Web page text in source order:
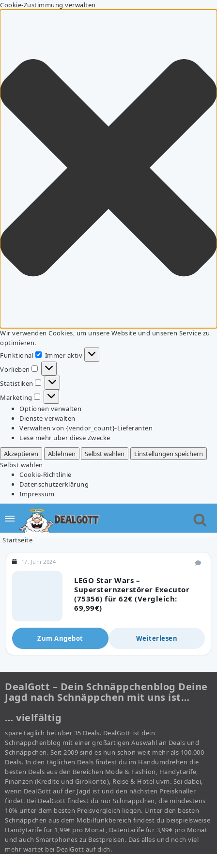
Cookie-Zustimmung verwalten
Wir verwenden Cookies, um unsere Website und unseren Service zu
optimieren.
Funktional
Funktional
Immer aktiv
Vorlieben
Vorlieben
Statistiken
Statistiken
Marketing
Marketing
Optionen verwalten
Dienste verwalten
Verwalten von {vendor_count}-Lieferanten
Lese mehr über diese Zwecke
Akzeptieren
Ablehnen Selbst wählen
Einstellungen speichern
Selbst wählen
Cookie-Richtlinie
Datenschutzerklärung
Impressum
Startseite
LEGO Star Wars –
Supersternzerstörer Executor
(75356) für 62€ (Vergleich:
69,99€)
17. Juni 2024
Zum Angebot Weiterlesen
DealGott – Dein Schnäppchenblog Deine
Jagd nach Schnäppchen mit uns ist…
… vielfältig
spare täglich bei über 35 Deals. DealGott ist dein
Schnäppchenblog mit einer großartigen Auswahl an Deals und
Schnäppchen. Seit 2009 sind es nun schon weit mehr als 100.000
Deals. In den täglichen Deals findest du im Handumdrehen die
besten Deals aus den Bereichen Mode & Fashion, Handytarife,
Finanzen (Kredite und Girokonto), Reise & Hotel uvm. Sei dabei,
wenn DealGott auf der Jagd ist und den nächsten Preisknaller
findet. Bei DealGott findest du nur Schnäppchen, die mindestens
10% unter dem besten Preisvergleich liegen. Unter den besten
Schnäppchen aus dem Mobilfunkbereich findest du beispielsweise
Handytarife für 1,99€ pro Monat, Datentarife für 3,99€ pro Monat
und auch Smartphones zu Bestpreisen. Das alles und noch viel
mehr wartet bei DealGott auf dich.